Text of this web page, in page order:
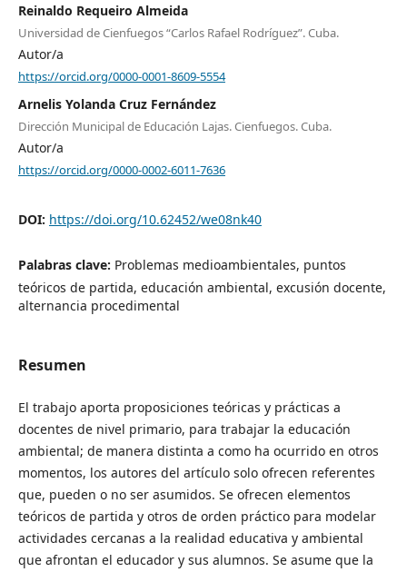
Reinaldo Requeiro Almeida
Universidad de Cienfuegos “Carlos Rafael Rodríguez”. Cuba.
Autor/a
https://orcid.org/0000-0001-8609-5554
Arnelis Yolanda Cruz Fernández
Dirección Municipal de Educación Lajas. Cienfuegos. Cuba.
Autor/a
https://orcid.org/0000-0002-6011-7636
DOI: https://doi.org/10.62452/we08nk40
Palabras clave: Problemas medioambientales, puntos
teóricos de partida, educación ambiental, excusión docente,
alternancia procedimental
Resumen
El trabajo aporta proposiciones teóricas y prácticas a
docentes de nivel primario, para trabajar la educación
ambiental; de manera distinta a como ha ocurrido en otros
momentos, los autores del artículo solo ofrecen referentes
que, pueden o no ser asumidos. Se ofrecen elementos
teóricos de partida y otros de orden práctico para modelar
actividades cercanas a la realidad educativa y ambiental
que afrontan el educador y sus alumnos. Se asume que la